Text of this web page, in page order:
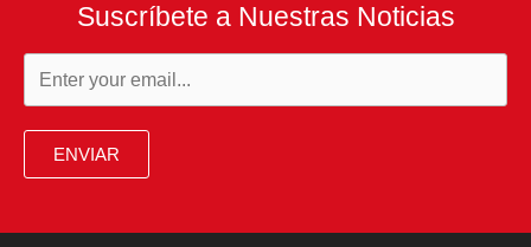
Suscríbete a Nuestras Noticias
ENVIAR